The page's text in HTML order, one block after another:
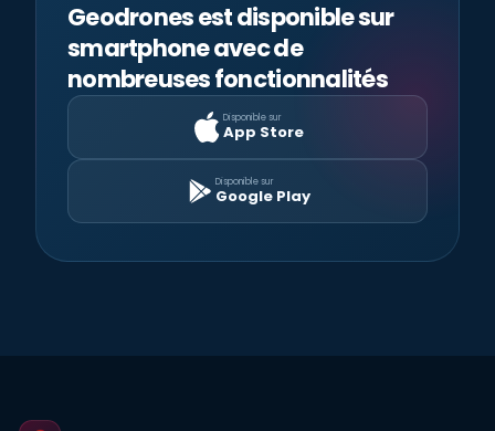
Geodrones est disponible sur
smartphone avec de
nombreuses fonctionnalités
Disponible sur
App Store
Disponible sur
Google Play